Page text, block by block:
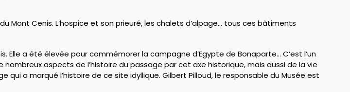
Mont Cenis. L’hospice et son prieuré, les chalets d’alpage… tous ces bâtiments
Elle a été élevée pour commémorer la campagne d’Egypte de Bonaparte… C’est l’un
nombreux aspects de l’histoire du passage par cet axe historique, mais aussi de la vie
a marqué l’histoire de ce site idyllique. Gilbert Pilloud, le responsable du Musée est